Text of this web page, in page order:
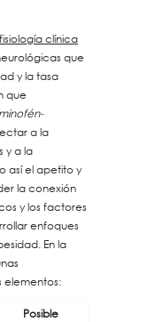
clínica
que
y la tasa
que
a la
y a la
así el apetito y
la conexión
y los factores
enfoques
En la
elementos:
Posible